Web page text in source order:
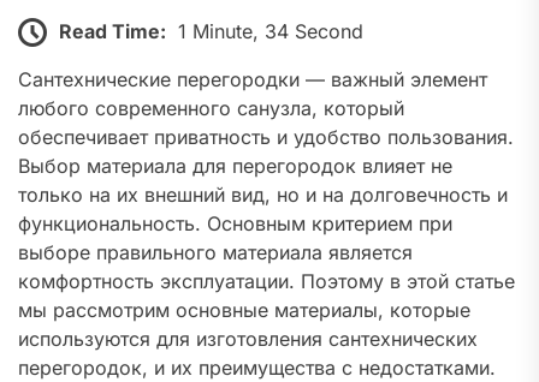
Read Time: 1 Minute, 34 Second
Сантехнические перегородки — важный элемент
любого современного санузла, который
обеспечивает приватность и удобство пользования.
Выбор материала для перегородок влияет не
только на их внешний вид, но и на долговечность и
функциональность. Основным критерием при
выборе правильного материала является
комфортность эксплуатации. Поэтому в этой статье
мы рассмотрим основные материалы, которые
используются для изготовления сантехнических
перегородок, и их преимущества с недостатками.